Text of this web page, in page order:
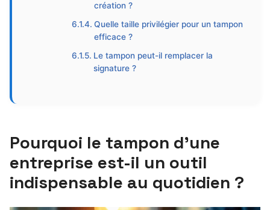
création ?
Quelle taille privilégier pour un tampon
efficace ?
Le tampon peut-il remplacer la
signature ?
Pourquoi le tampon d’une
entreprise est-il un outil
indispensable au quotidien ?